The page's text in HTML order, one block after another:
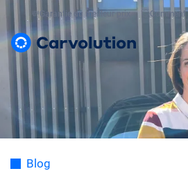
💸 Garantie du meilleur prix 🤔Comment
Blog